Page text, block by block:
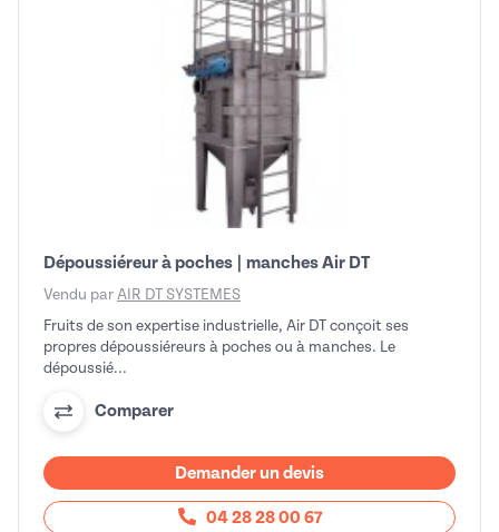
Dépoussiéreur à poches | manches Air DT
Vendu par AIR DT SYSTEMES
Fruits de son expertise industrielle, Air DT conçoit ses
propres dépoussiéreurs à poches ou à manches. Le
dépoussié...
Comparer
Demander un devis
04 28 28 00 67